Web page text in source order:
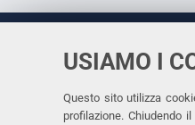
USIAMO I
Questo sito utilizza
profilazione. Chiudendo